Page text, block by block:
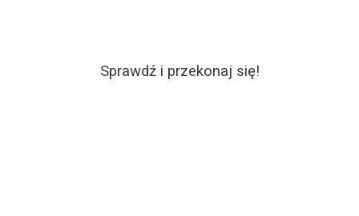
Sprawdź i przekonaj się!